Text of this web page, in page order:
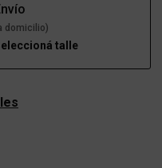
domicilio)
talle